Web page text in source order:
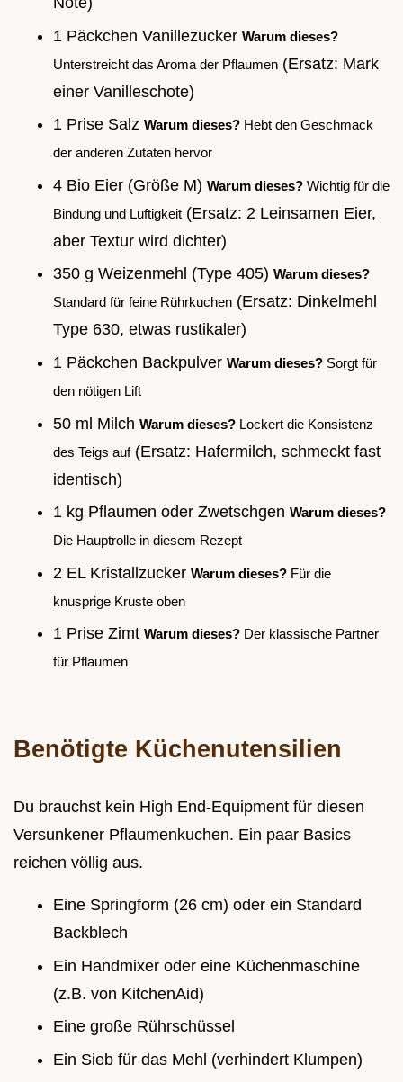
1 Päckchen Vanillezucker Warum dieses?
Unterstreicht das Aroma der Pflaumen (Ersatz: Mark
einer Vanilleschote)
1 Prise Salz Warum dieses? Hebt den Geschmack
der anderen Zutaten hervor
4 Bio Eier (Größe M) Warum dieses? Wichtig für die
Bindung und Luftigkeit (Ersatz: 2 Leinsamen Eier,
aber Textur wird dichter)
350 g Weizenmehl (Type 405) Warum dieses?
Standard für feine Rührkuchen (Ersatz: Dinkelmehl
Type 630, etwas rustikaler)
1 Päckchen Backpulver Warum dieses? Sorgt für
den nötigen Lift
50 ml Milch Warum dieses? Lockert die Konsistenz
des Teigs auf(Ersatz: Hafermilch, schmeckt fast
identisch)
1 kg Pflaumen oder Zwetschgen Warum dieses?
Die Hauptrolle in diesem Rezept
2 EL Kristallzucker Warum dieses? Für die
knusprige Kruste oben
1 Prise Zimt Warum dieses? Der klassische Partner
für Pflaumen
Benötigte Küchenutensilien
Du brauchst kein High End-Equipment für diesen
Versunkener Pflaumenkuchen. Ein paar Basics
reichen völlig aus.
Eine Springform (26 cm) oder ein Standard
Backblech
Ein Handmixer oder eine Küchenmaschine
(z.B. von KitchenAid)
Eine große Rührschüssel
Ein Sieb für das Mehl (verhindert Klumpen)